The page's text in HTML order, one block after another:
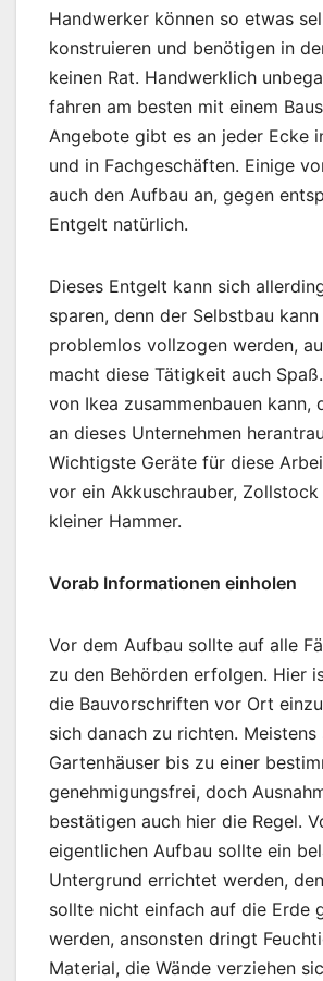
Handwerker können so etwas
konstruieren und benötigen in
keinen Rat. Handwerklich
fahren am besten mit einem
Angebote gibt es an jeder Ecke
und in Fachgeschäften. Einige
auch den Aufbau an, gegen
Entgelt natürlich.
Dieses Entgelt kann sich
sparen, denn der Selbstbau
problemlos vollzogen werden,
macht diese Tätigkeit auch
von Ikea zusammenbauen kann,
an dieses Unternehmen
Wichtigste Geräte für diese
vor ein Akkuschrauber, Zollstock
kleiner Hammer.
Vorab Informationen einholen
Vor dem Aufbau sollte auf alle
zu den Behörden erfolgen. Hier
die Bauvorschriften vor Ort
sich danach zu richten. Meistens
Gartenhäuser bis zu einer
genehmigungsfrei, doch
bestätigen auch hier die Regel.
eigentlichen Aufbau sollte ein
Untergrund errichtet werden,
sollte nicht einfach auf die Erde
werden, ansonsten dringt
Material, die Wände verziehen